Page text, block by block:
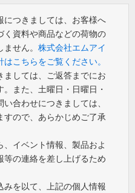
につきましては、お客様へ
く資料や商品などの荷物の
せん。 株式会社エムアイ
こちらをご覧ください。
ましては、ご返答までにお
また、土曜日・日曜日・
合わせにつきましては、
すので、あらかじめご了承
イベント情報、製品およ
等の連絡を差し上げるため
みを以て、上記の個人情報